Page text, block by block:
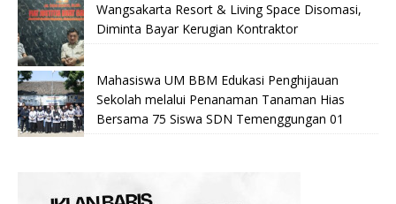
Wangsakarta Resort & Living Space Disomasi,
Diminta Bayar Kerugian Kontraktor
Mahasiswa UM BBM Edukasi Penghijauan
Sekolah melalui Penanaman Tanaman Hias
Bersama 75 Siswa SDN Temenggungan 01